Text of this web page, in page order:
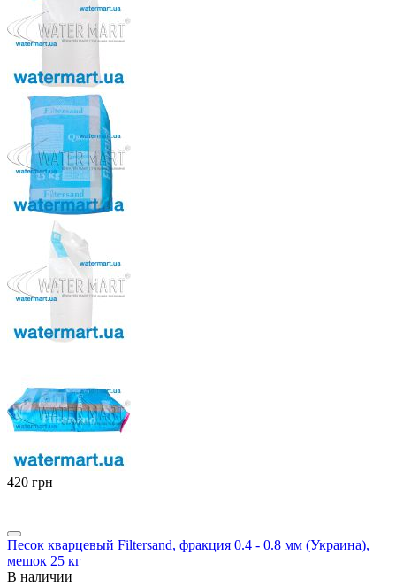
‍420‍ грн
Песок кварцевый Filtersand, фракция 0.4 - 0.8 мм (Украина),
мешок 25 кг
В наличии